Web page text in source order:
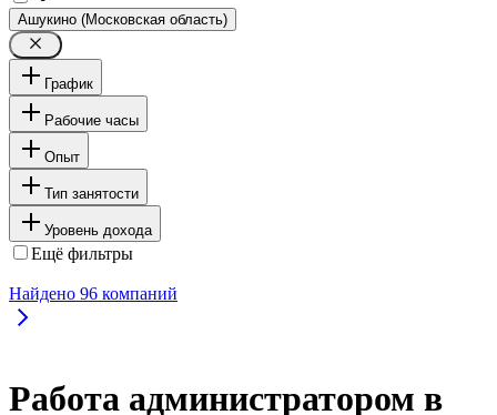
Ашукино (Московская область)
График
Рабочие часы
Опыт
Тип занятости
Уровень дохода
Ещё фильтры
Найдено 96 компаний
Работа администратором в